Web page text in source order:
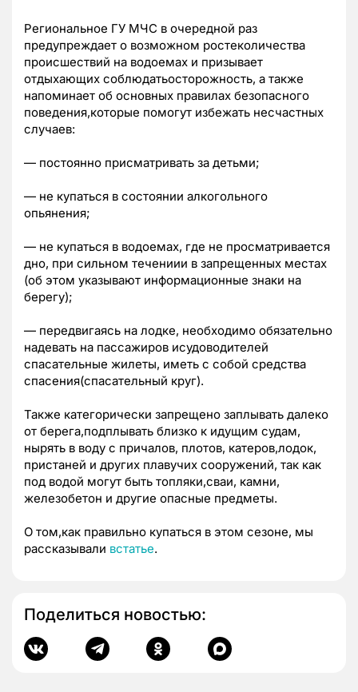
Региональное ГУ МЧС в очередной раз
предупреждает о возможном ростеколичества
происшествий на водоемах и призывает
отдыхающих соблюдатьосторожность, а также
напоминает об основных правилах безопасного
поведения,которые помогут избежать несчастных
случаев:
— постоянно присматривать за детьми;
— не купаться в состоянии алкогольного
опьянения;
— не купаться в водоемах, где не просматривается
дно, при сильном течениии в запрещенных местах
(об этом указывают информационные знаки на
берегу);
— передвигаясь на лодке, необходимо обязательно
надевать на пассажиров исудоводителей
спасательные жилеты, иметь с собой средства
спасения(спасательный круг).
Также категорически запрещено заплывать далеко
от берега,подплывать близко к идущим судам,
нырять в воду с причалов, плотов, катеров,лодок,
пристаней и других плавучих сооружений, так как
под водой могут быть топляки,сваи, камни,
железобетон и другие опасные предметы.
О том,как правильно купаться в этом сезоне, мы
рассказывали встатье.
Поделиться новостью: